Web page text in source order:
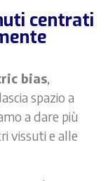
centrati
bias,
spazio a
a dare più
vissuti e alle